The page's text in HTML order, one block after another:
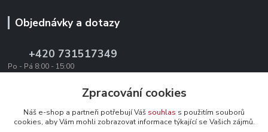
Objednávky a dotazy
+420 731517349
Po - Pá 8:00 - 15:00
office@texevo.czZpracování cookies
Náš e-shop a partneři potřebují Váš souhlas s použitím souborů
cookies, aby Vám mohli zobrazovat informace týkající se Vašich zájmů.